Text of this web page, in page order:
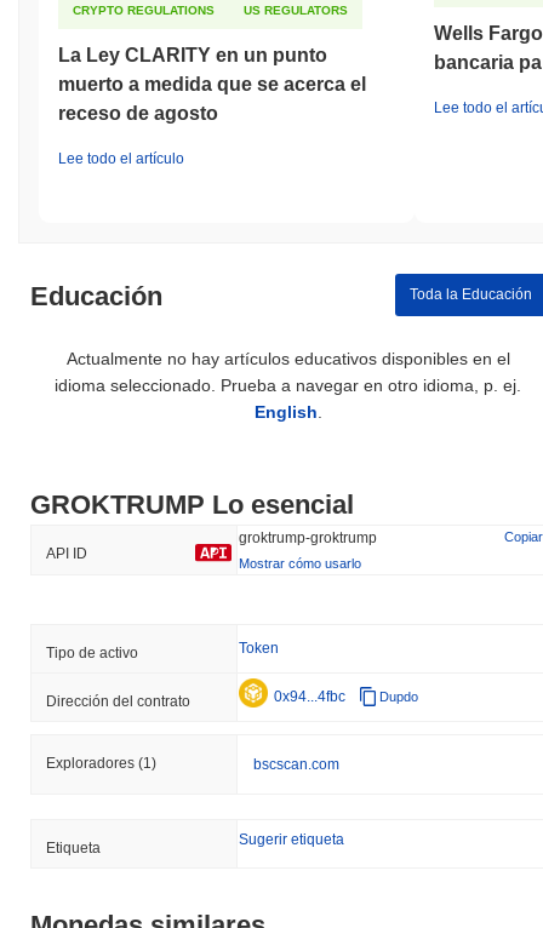
CRYPTO REGULATIONS US REGULATORS
La Ley CLARITY en un punto
muerto a medida que se acerca el
receso de agosto
Lee todo el artículo
Wells
bancaria
Lee todo el
Educación Toda la Educación
Actualmente no hay artículos educativos disponibles en el
idioma seleccionado. Prueba a navegar en otro idioma, p. ej.
English
GROKTRUMP Lo esencial
API ID
groktrump-groktrump
Copiar
Mostrar cómo usarlo
Tipo de activo Token
Dirección del contrato 0x94...4fbc Dupdo
Exploradores (1) bscscan.com
Etiqueta Sugerir etiqueta